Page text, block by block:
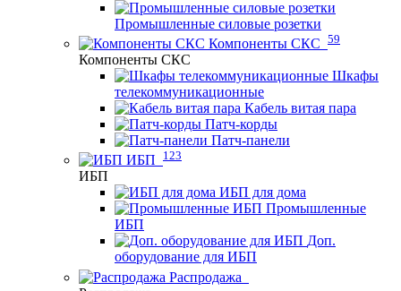
Промышленные силовые розетки
Компоненты СКС 59
Компоненты СКС
Шкафы
телекоммуникационные
Кабель витая пара
Патч-корды
Патч-панели
ИБП
123
ИБП
ИБП для дома
Промышленные
ИБП
Доп.
оборудование для ИБП
Распродажа